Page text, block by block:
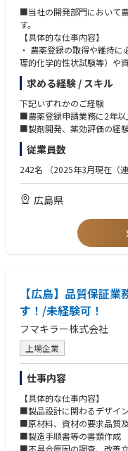
■当社の開発部門において
す。
【具体的な仕事内容】
・ 農薬登録の取得や維持
理的化学的性状試験等）や
・ 製剤毒性試験（外部委託
・ 当局や原体メーカーとの折
求める経験 / スキル
下記いずれかのご経験
■農薬登録申請業務に2年以
■製剤開発、薬効評価の経
従業員数
242名 （2025年3月現在（
広島県
【広島】品質保証
す！/未経験可！
フマキラー株式会社
上場企業
仕事内容
【具体的な仕事内容】
■製品設計に関わるデザイ
■原材料、資材の要求品質
■製造手順書等の書類作成